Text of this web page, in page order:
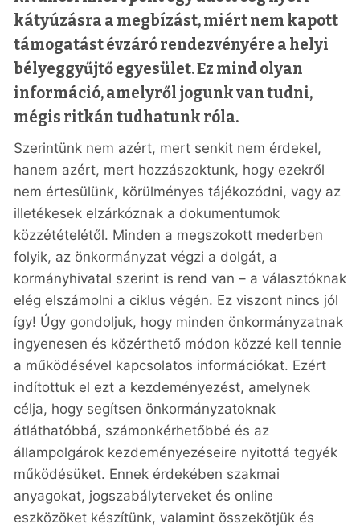
kátyúzásra a megbízást, miért nem kapott
támogatást évzáró rendezvényére a helyi
bélyeggyűjtő egyesület. Ez mind olyan
információ, amelyről jogunk van tudni,
mégis ritkán tudhatunk róla.
Szerintünk nem azért, mert senkit nem érdekel,
hanem azért, mert hozzászoktunk, hogy ezekről
nem értesülünk, körülményes tájékozódni, vagy az
illetékesek elzárkóznak a dokumentumok
közzétételétől. Minden a megszokott mederben
folyik, az önkormányzat végzi a dolgát, a
kormányhivatal szerint is rend van – a választóknak
elég elszámolni a ciklus végén. Ez viszont nincs jól
így! Úgy gondoljuk, hogy minden önkormányzatnak
ingyenesen és közérthető módon közzé kell tennie
a működésével kapcsolatos információkat. Ezért
indítottuk el ezt a kezdeményezést, amelynek
célja, hogy segítsen önkormányzatoknak
átláthatóbbá, számonkérhetőbbé és az
állampolgárok kezdeményezéseire nyitottá tegyék
működésüket. Ennek érdekében szakmai
anyagokat, jogszabályterveket és online
eszközöket készítünk, valamint összekötjük és